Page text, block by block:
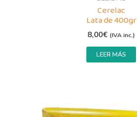
Cerelac
Lata de 400gr
8,00€ (IVA inc.)
LEER MÁS
original